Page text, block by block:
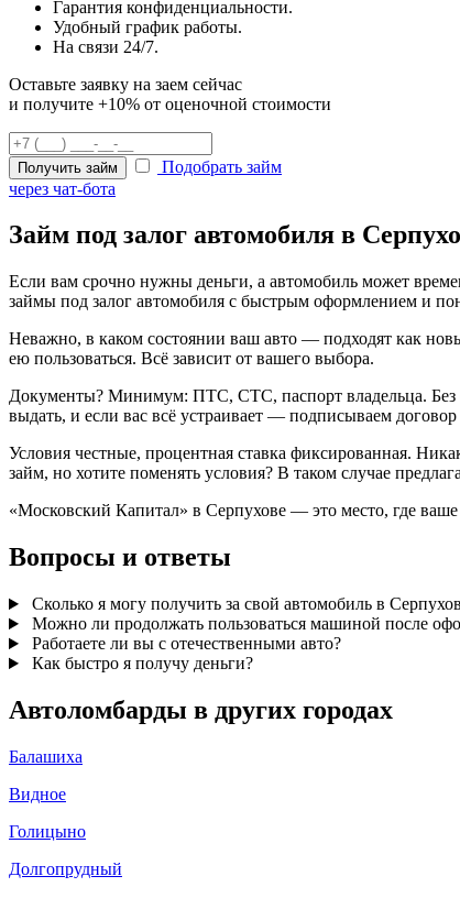
Гарантия конфиденциальности.
Удобный график работы.
На связи 24/7.
Оставьте заявку на заем сейчас
и получите +10% от оценочной стоимости
Получить займ
Подобрать займ
через чат-бота
Займ под залог автомобиля в
Если вам срочно нужны деньги, а автомобиль может
займы под залог автомобиля с быстрым оформлением и
Неважно, в каком состоянии ваш авто — подходят как
ею пользоваться. Всё зависит от вашего выбора.
Документы? Минимум: ПТС, СТС, паспорт владельца. Без
выдать, и если вас всё устраивает — подписываем
Условия честные, процентная ставка фиксированная.
займ, но хотите поменять условия? В таком случае
«Московский Капитал» в Серпухове — это место, где
Вопросы и ответы
Сколько я могу получить за свой автомобиль в
Можно ли продолжать пользоваться машиной после
Работаете ли вы с отечественными авто?
Как быстро я получу деньги?
Автоломбарды в других городах
Балашиха
Видное
Голицыно
Долгопрудный